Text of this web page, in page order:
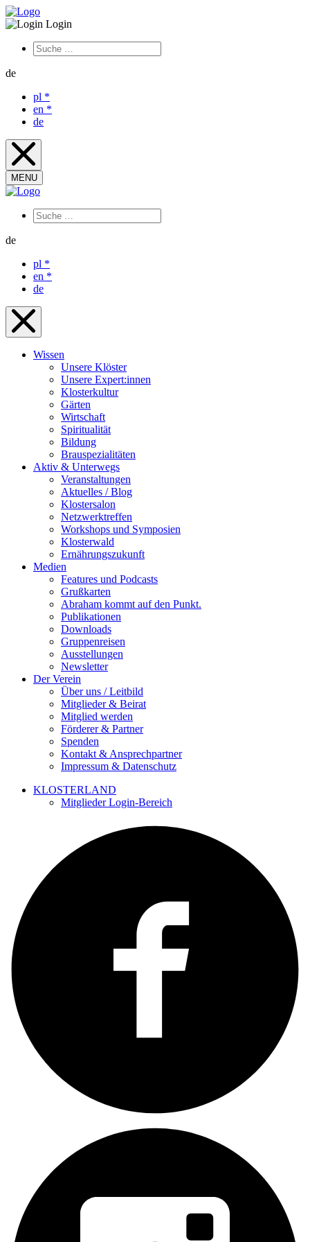
Login
de
pl *
en *
de
MENU
de
pl *
en *
de
Wissen
Unsere Klöster
Unsere Expert:innen
Klosterkultur
Gärten
Wirtschaft
Spiritualität
Bildung
Brauspezialitäten
Aktiv & Unterwegs
Veranstaltungen
Aktuelles / Blog
Klostersalon
Netzwerktreffen
Workshops und Symposien
Klosterwald
Ernährungszukunft
Medien
Features und Podcasts
Grußkarten
Abraham kommt auf den Punkt.
Publikationen
Downloads
Gruppenreisen
Ausstellungen
Newsletter
Der Verein
Über uns / Leitbild
Mitglieder & Beirat
Mitglied werden
Förderer & Partner
Spenden
Kontakt & Ansprechpartner
Impressum & Datenschutz
KLOSTERLAND
Mitglieder Login-Bereich